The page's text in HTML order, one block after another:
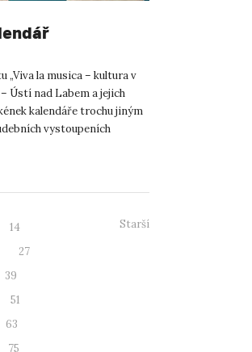
„Viva la musica – kultura v
Ústí nad Labem a jejich
kalendáře trochu jiným
vystoupeních
14
27
39
51
63
75
Starší